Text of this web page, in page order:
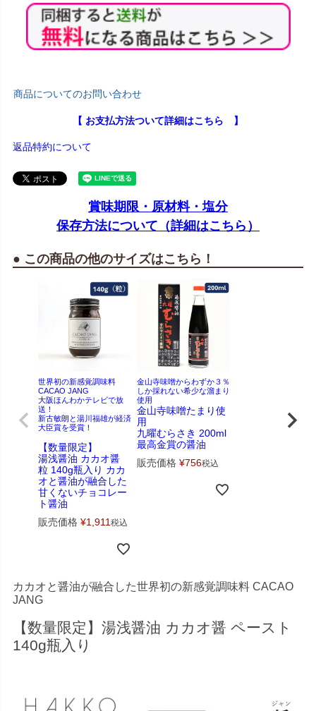
商品についてのお問い合わせ
【 お支払方法ついて詳細はこちら 】
返品特約について
賞味期限・原材料・塩分
保存方法について（詳細はこちら）
● この商品の他のサイズはこちら！
世界初の新感覚調味料
CACAO JANG
大阪ほんわかテレビで放
送！
新古敏朗と湯川福雄が経済
大臣賞を受賞！
【数量限定】
湯浅醤油 カカオ醤
粒 140g瓶入り カカ
オと醤油が融合した
甘くないチョコレー
ト醤油
販売価格 ¥1,911税込
金山寺味噌からわずか３％
しか採れない希少な溜まり
使用
金山寺味噌たまり使
用
九曜むらさき 200ml
最高金賞の醤油
販売価格 ¥756税込
カカオと醤油が融合した世界初の新感覚調味料 CACAO
JANG
【数量限定】湯浅醤油 カカオ醤 ペースト
140g瓶入り